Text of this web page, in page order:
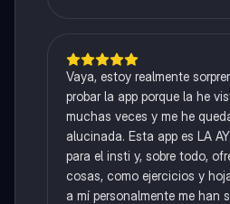
Vaya, estoy realmente
probar la app porque la he
muchas veces y me he
alucinada. Esta app es LA
para el insti y, sobre todo,
cosas, como ejercicios y
a mí personalmente me han